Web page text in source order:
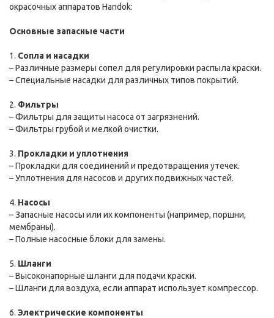
окрасочных аппаратов Handok:
Основные запасные части
1. Сопла и насадки
– Различные размеры сопел для регулировки распыла краски.
– Специальные насадки для различных типов покрытий.
2. Фильтры
– Фильтры для защиты насоса от загрязнений.
– Фильтры грубой и мелкой очистки.
3. Прокладки и уплотнения
– Прокладки для соединений и предотвращения утечек.
– Уплотнения для насосов и других подвижных частей.
4. Насосы
– Запасные насосы или их компоненты (например, поршни,
мембраны).
– Полные насосные блоки для замены.
5. Шланги
– Высоконапорные шланги для подачи краски.
– Шланги для воздуха, если аппарат использует компрессор.
6. Электрические компоненты